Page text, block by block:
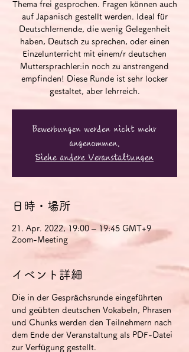
Thema frei gesprochen. Fragen können auch
auf Japanisch gestellt werden. Ideal für
Deutschlernende, die wenig Gelegenheit
haben, Deutsch zu sprechen, oder einen
Einzelunterricht mit einem/r deutschen
Muttersprachler:in noch zu anstrengend
empfinden! Diese Runde ist sehr locker
gestaltet, aber lehrreich.
Bewerbungen werden nicht mehr
angenommen.
Siehe andere Veranstaltungen
日時・場所
21. Apr. 2022, 19:00 – 19:45 GMT+9
Zoom-Meeting
イベント詳細
Die in der Gesprächsrunde eingeführten
und geübten deutschen Vokabeln, Phrasen
und Chunks werden den Teilnehmern nach
dem Ende der Veranstaltung als PDF-Datei
zur Verfügung gestellt.